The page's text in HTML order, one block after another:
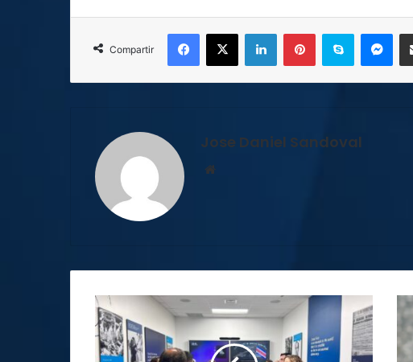
Compartir
Facebook
X LinkedInPinterestSkype
Jose Daniel Sandoval
¡Atención!
Empresa
de
tecnología
años